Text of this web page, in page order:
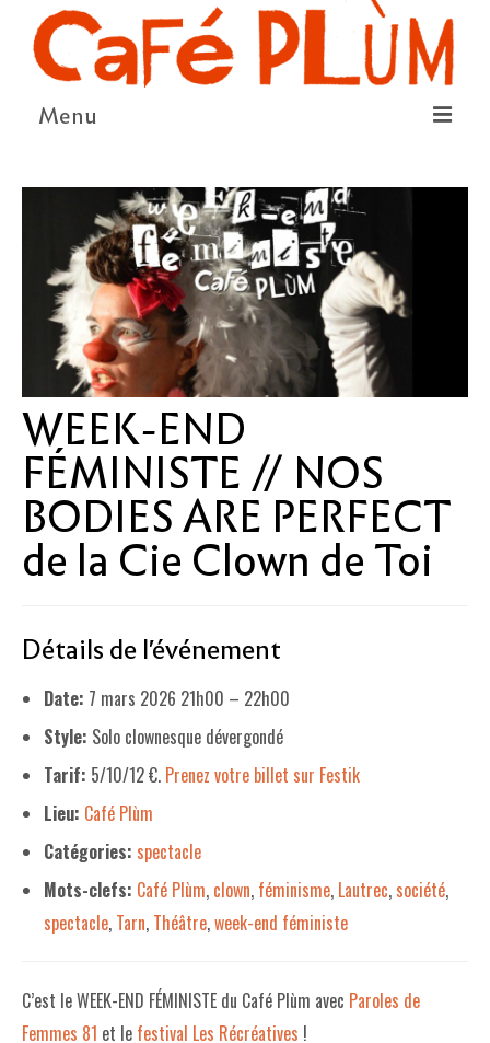
Menu
LA COOPÉRATIVE & L’ASSO
LE CONSEIL COOPÉRATIF
NOUS SOUTENIR
LE PROGRAMME
DÉTAIL DES ÉVÉNEMENTS
LA SAISON CULTURELLE
AMI·ES ARTISTES
LE PROJET DE TERRITOIRE
LE CAFÉ/RESTO
UNE LIBRAIRIE INDÉPENDANTE
COMMANDER UN LIVRE
LES EXPOSITIONS
INFOS & ACCESSIBILITÉ
WEEK-END
FÉMINISTE // NOS
BODIES ARE PERFECT
de la Cie Clown de Toi
Détails de l'événement
Date: 7 mars 2026 21h00 – 22h00
Style: Solo clownesque dévergondé
Tarif: 5/10/12 €. Prenez votre billet sur Festik
Lieu: Café Plùm
Catégories: spectacle
Mots-clefs: Café Plùm, clown, féminisme, Lautrec, société,
spectacle, Tarn, Théâtre,week-end féministe
C’est le WEEK-END FÉMINISTE du Café Plùm avec Paroles de
Femmes 81 et le festival Les Récréatives !